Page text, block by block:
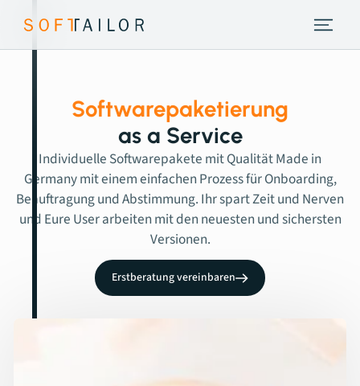
Endpoint Strategie
Leistungen
About
Softwarepaketierung
as a Service
Individuelle Softwarepakete mit Qualität Made in
Germany mit einem einfachen Prozess für Onboarding,
Beauftragung und Abstimmung. Ihr spart Zeit und Nerven
und Eure User arbeiten mit den neuesten und sichersten
Versionen.
Erstberatung vereinbaren